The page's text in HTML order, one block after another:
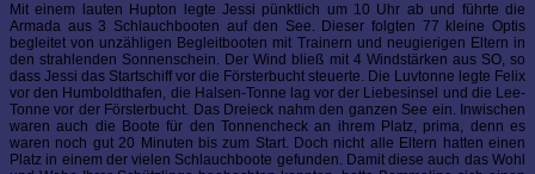
Mit einem lauten Hupton legte Jessi pünktlich um 10 Uhr ab und führte die
Armada aus 3 Schlauchbooten auf den See. Dieser folgten 77 kleine Optis
begleitet von unzähligen Begleitbooten mit Trainern und neugierigen Eltern in
den strahlenden Sonnenschein. Der Wind bließ mit 4 Windstärken aus SO, so
dass Jessi das Startschiff vor die Försterbucht steuerte. Die Luvtonne legte Felix
vor den Humboldthafen, die Halsen-Tonne lag vor der Liebesinsel und die Lee-
Tonne vor der Försterbucht. Das Dreieck nahm den ganzen See ein. Inwischen
waren auch die Boote für den Tonnencheck an ihrem Platz, prima, denn es
waren noch gut 20 Minuten bis zum Start. Doch nicht alle Eltern hatten einen
Platz in einem der vielen Schlauchboote gefunden. Damit diese auch das Wohl